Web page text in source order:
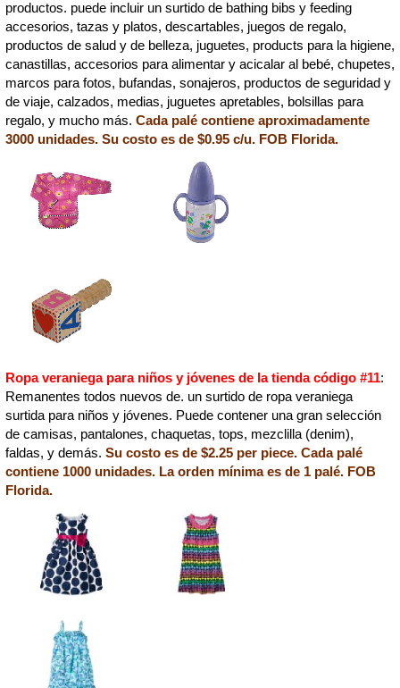
productos. puede incluir un surtido de bathing bibs y feeding
accesorios, tazas y platos, descartables, juegos de regalo,
productos de salud y de belleza, juguetes, products para la higiene,
canastillas, accesorios para alimentar y acicalar al bebé, chupetes,
marcos para fotos, bufandas, sonajeros, productos de seguridad y
de viaje, calzados, medias, juguetes apretables, bolsillas para
regalo, y mucho más. Cada palé contiene aproximadamente
3000 unidades. Su costo es de $0.95 c/u. FOB Florida.
Ropa veraniega para niños y jóvenes de la tienda código #11:
Remanentes todos nuevos de. un surtido de ropa veraniega
surtida para niños y jóvenes. Puede contener una gran selección
de camisas, pantalones, chaquetas, tops, mezclilla (denim),
faldas, y demás. Su costo es de $2.25 per piece. Cada palé
contiene 1000 unidades. La orden mínima es de 1 palé. FOB
Florida.